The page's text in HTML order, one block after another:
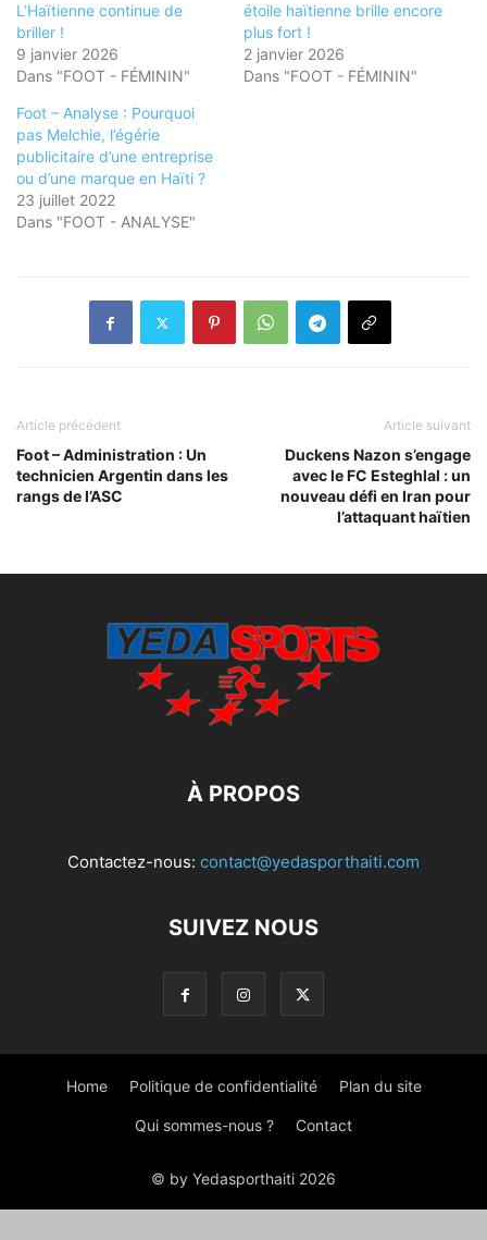
L’Haïtienne continue de
briller !
9 janvier 2026
Dans "FOOT - FÉMININ"
étoile haïtienne brille encore
plus fort !
2 janvier 2026
Dans "FOOT - FÉMININ"
Foot – Analyse : Pourquoi
pas Melchie, l’égérie
publicitaire d’une entreprise
ou d’une marque en Haïti ?
23 juillet 2022
Dans "FOOT - ANALYSE"
Article précédent
Foot – Administration : Un
technicien Argentin dans les
rangs de l’ASC
Article suivant
Duckens Nazon s’engage
avec le FC Esteghlal : un
nouveau défi en Iran pour
l’attaquant haïtien
À PROPOS
Contactez-nous: contact@yedasporthaiti.com
SUIVEZ NOUS
Home Politique de confidentialité Plan du site
Qui sommes-nous ? Contact
© by Yedasporthaiti 2026